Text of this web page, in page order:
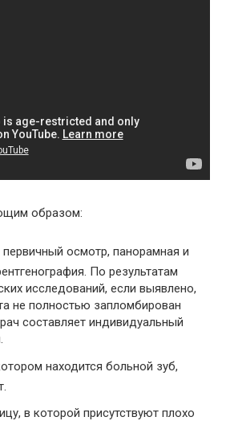
образом:
осмотр, панорамная и
По результатам
исследований, если выявлено,
не полностью запломбирован
составляет индивидуальный
находится больной зуб,
в которой присутствуют плохо